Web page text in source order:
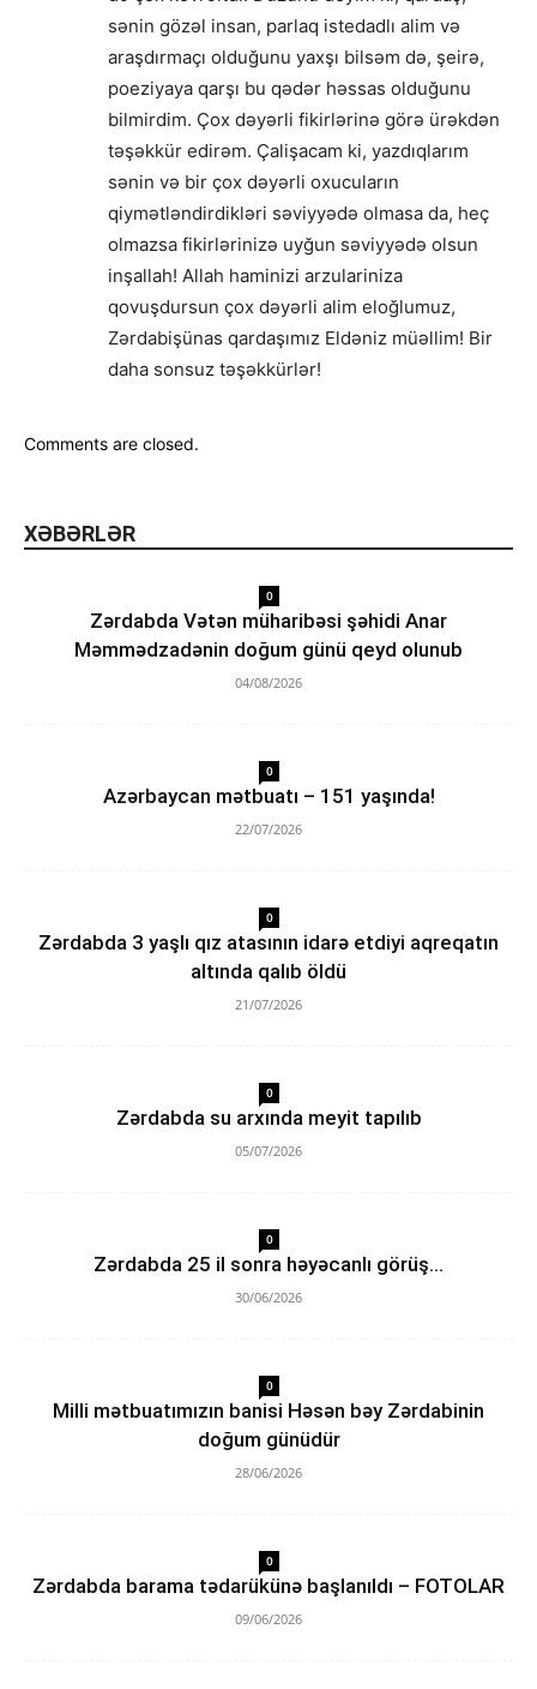
sənin gözəl insan, parlaq istedadlı alim və
araşdırmaçı olduğunu yaxşı bilsəm də, şeirə,
poeziyaya qarşı bu qədər həssas olduğunu
bilmirdim. Çox dəyərli fikirlərinə görə ürəkdən
təşəkkür edirəm. Çalişacam ki, yazdıqlarım
sənin və bir çox dəyərli oxucuların
qiymətləndirdikləri səviyyədə olmasa da, heç
olmazsa fikirlərinizə uyğun səviyyədə olsun
inşallah! Allah haminizi arzulariniza
qovuşdursun çox dəyərli alim eloğlumuz,
Zərdabişünas qardaşımız Eldəniz müəllim! Bir
daha sonsuz təşəkkürlər!
Comments are closed.
XƏBƏRLƏR
0
Zərdabda Vətən müharibəsi şəhidi Anar
Məmmədzadənin doğum günü qeyd olunub
04/08/2026
0
Azərbaycan mətbuatı – 151 yaşında!
22/07/2026
0
Zərdabda 3 yaşlı qız atasının idarə etdiyi aqreqatın
altında qalıb öldü
21/07/2026
0
Zərdabda su arxında meyit tapılıb
05/07/2026
0
Zərdabda 25 il sonra həyəcanlı görüş…
30/06/2026
0
Milli mətbuatımızın banisi Həsən bəy Zərdabinin
doğum günüdür
28/06/2026
0
Zərdabda barama tədarükünə başlanıldı – FOTOLAR
09/06/2026